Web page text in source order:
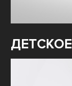
ДЕТСКОЕ